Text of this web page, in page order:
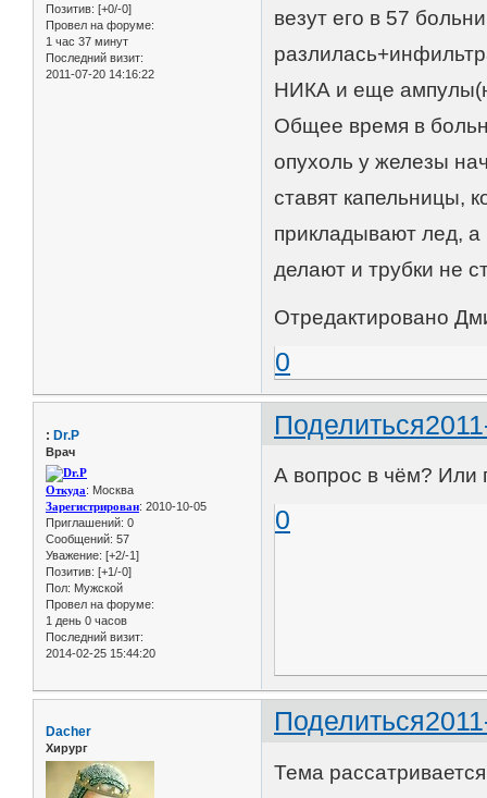
Позитив: [+0/-0]
Провел на форуме:
1 час 37 минут
Последний визит:
2011-07-20 14:16:22
везут его в 57
НИКА и еще
Общее время в
опухоль у железы
ставят капельницы,
прикладывают лед,
делают и трубки не
Отредактировано
0
Поделиться
: Dr.P
Врач
Откуда: Москва
Зарегистрирован: 2010-10-05
Приглашений: 0
Сообщений: 57
Уважение: [+2/-1]
Позитив: [+1/-0]
Пол: Мужской
Провел на форуме:
1 день 0 часов
Последний визит:
2014-02-25 15:44:20
А вопрос в чём? Или
0
Поделиться
Dacher
Хирург
Тема